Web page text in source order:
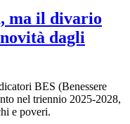
ma il divario
dagli
BES (Benessere
nel triennio 2025-2028,
e poveri.